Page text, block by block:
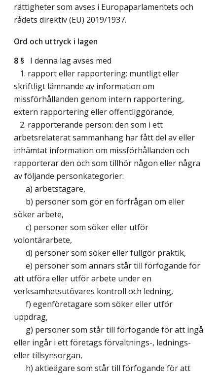
rättigheter som avses i Europaparlamentets och
rådets direktiv (EU) 2019/1937.
Ord och uttryck i lagen
8 § I denna lag avses med
1. rapport eller rapportering: muntligt eller
skriftligt lämnande av information om
missförhållanden genom intern rapportering,
extern rapportering eller offentliggörande,
2. rapporterande person: den som i ett
arbetsrelaterat sammanhang har fått del av eller
inhämtat information om missförhållanden och
rapporterar den och som tillhör någon eller några
av följande personkategorier:
a) arbetstagare,
b) personer som gör en förfrågan om eller
söker arbete,
c) personer som söker eller utför
volontärarbete,
d) personer som söker eller fullgör praktik,
e) personer som annars står till förfogande för
att utföra eller utför arbete under en
verksamhetsutövares kontroll och ledning,
f) egenföretagare som söker eller utför
uppdrag,
g) personer som står till förfogande för att ingå
eller ingår i ett företags förvaltnings-, lednings-
eller tillsynsorgan,
h) aktieägare som står till förfogande för att